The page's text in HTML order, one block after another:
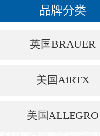
品牌分类
英国BRAUER
美国AiRTX
美国ALLEGRO